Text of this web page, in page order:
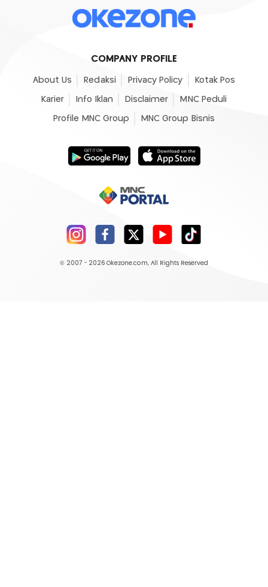
COMPANY PROFILE
About Us Redaksi Privacy Policy Kotak Pos
Karier Info Iklan Disclaimer MNC Peduli
Profile MNC Group MNC Group Bisnis
© 2007 - 2026 Okezone.com, All Rights Reserved